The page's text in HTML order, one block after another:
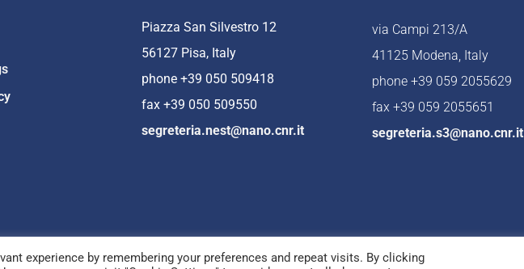
Piazza San Silvestro 12
56127 Pisa, Italy
phone +39 050 509418
fax +39 050 509550
segreteria.nest@nano.cnr.it
via Campi 213/A
41125 Modena, Italy
phone +39 059 2055629
fax +39 059 2055651
segreteria.s3@nano.cnr.it
experience by remembering your preferences and repeat visits. By clicking